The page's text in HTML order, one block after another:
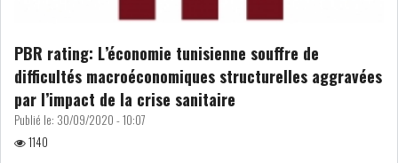
PBR rating: L’économie tunisienne souffre de
difficultés macroéconomiques structurelles aggravées
par l’impact de la crise sanitaire
Publié le: 30/09/2020 - 10:07
1140